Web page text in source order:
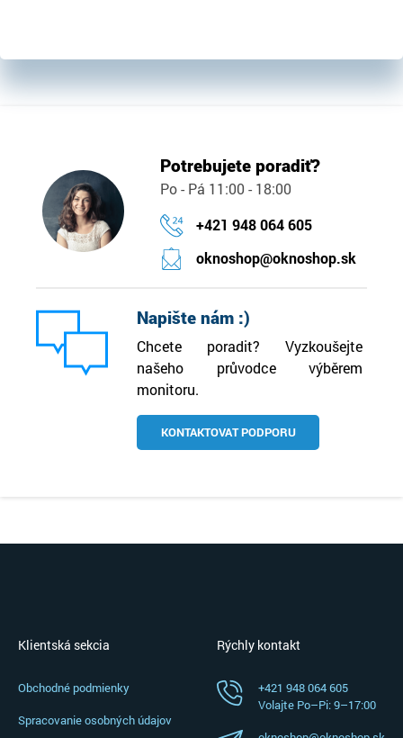
Potrebujete poradiť?
Po - Pá 11:00 - 18:00
+421 948 064 605
oknoshop@oknoshop.sk
Napište nám :)
Chcete poradit? Vyzkoušejte
našeho průvodce výběrem
monitoru.
KONTAKTOVAT PODPORU
Klientská sekcia
Obchodné podmienky
Spracovanie osobných údajov
Rýchly kontakt
+421 948 064 605
Volajte Po–⁠Pi: 9–⁠17:00